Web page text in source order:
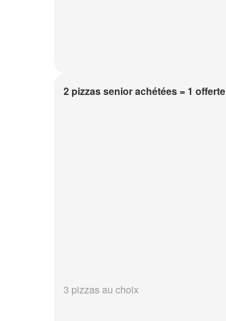
2 pizzas senior achétées = 1 offerte
3 pizzas au choix